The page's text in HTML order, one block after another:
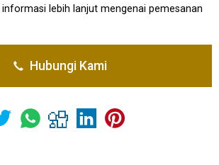
lebih lanjut mengenai pemesanan
Hubungi Kami